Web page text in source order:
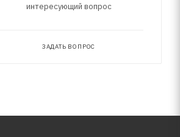
интересующий вопрос
ЗАДАТЬ ВОПРОС